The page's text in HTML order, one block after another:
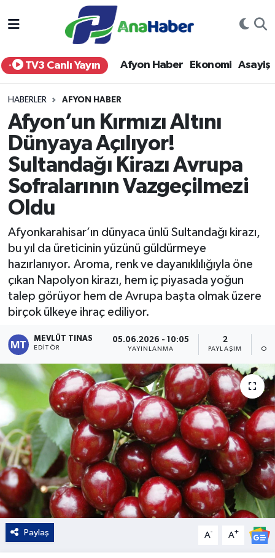
TV3 Canlı Yayın Afyon Haber Ekonomi Asayiş
HABERLER AFYON HABER
Afyon’un Kırmızı Altını
Dünyaya Açılıyor!
Sultandağı Kirazı Avrupa
Sofralarının Vazgeçilmezi
Oldu
Afyonkarahisar’ın dünyaca ünlü Sultandağı kirazı,
bu yıl da üreticinin yüzünü güldürmeye
hazırlanıyor. Aroma, renk ve dayanıklılığıyla öne
çıkan Napolyon kirazı, hem iç piyasada yoğun
talep görüyor hem de Avrupa başta olmak üzere
birçok ülkeye ihraç ediliyor.
MEVLÜT TINAS
EDITÖR
05.06.2026 - 10:05
YAYINLANMA
2
PAYLAŞIM
Paylaş A- A+
Yurt Haber
Afyon Haber
Siyaset
Spor
Eğitim
Sağlık
Teknoloji
Kültür - Sanat
Afyonkarahisar Nöbetçi Eczaneler
Afyonkarahisar Hava Durumu
Afyonkarahisar Trafik Yoğunluk Haritası
Süper Lig Puan Durumu ve Fikstür
Tüm Manşetler
Son Dakika Haberleri
Haber Arşivi